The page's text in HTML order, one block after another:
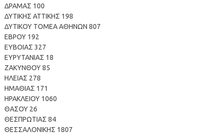
ΔΡΑΜΑΣ 100
ΔΥΤΙΚΗΣ ΑΤΤΙΚΗΣ 198
ΔΥΤΙΚΟΥ ΤΟΜΕΑ ΑΘΗΝΩΝ 807
ΕΒΡΟΥ 192
ΕΥΒΟΙΑΣ 327
ΕΥΡΥΤΑΝΙΑΣ 18
ΖΑΚΥΝΘΟΥ 85
ΗΛΕΙΑΣ 278
ΗΜΑΘΙΑΣ 171
ΗΡΑΚΛΕΙΟΥ 1060
ΘΑΣΟΥ 26
ΘΕΣΠΡΩΤΙΑΣ 84
ΘΕΣΣΑΛΟΝΙΚΗΣ 1807